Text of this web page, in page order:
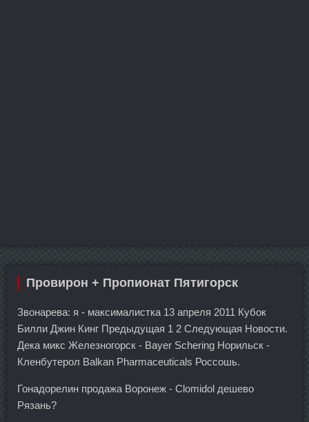
Провирон + Пропионат Пятигорск
Звонарева: я - максималистка 13 апреля 2011 Кубок
Билли Джин Кинг Предыдущая 1 2 Следующая Новости.
Дека микс Железногорск - Bayer Schering Норильск -
Кленбутерол Balkan Pharmaceuticals Россошь.
Гонадорелин продажа Воронеж - Clomidol дешево
Рязань?